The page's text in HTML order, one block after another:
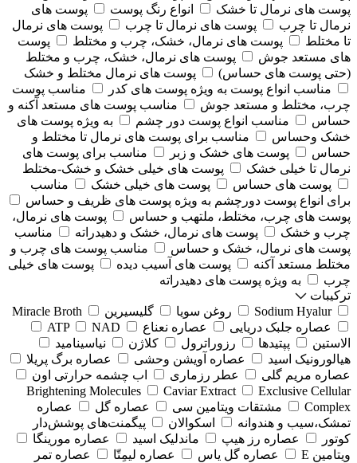
پوست های نرمال تا خشک
انواع رنگ پوست
پوست های
نرمال تا چرب
پوست های نرمال تا چرب
پوست های نرمال
تا مختلط
پوست های نرمال، خشک، چرب و مختلط
پوست
های مستعد جوش
پوست های نرمال، خشک، چرب و مختلط
(حتی پوست های حساس)
پوست های نرمال مختلط و خشک
مناسب انواع پوست به ویژه پوست های کدر
مناسب پوست
چرب، مختلط و مستعد جوش
مناسب پوست های مستعد آکنه و
حساس
مناسب انواع پوست دور چشم
به ویژه پوست های
خشک وحساس
مناسب برای پوست های نرمال تا مختلط و
حساس
پوست های خشک و زبر
مناسب برای پوست های
نرمال تا خیلی خشک
پوست های خیلی خشک و خشک-مختلط
پوست های حساس
پوست های خیلی خشک
مناسب
برای انواع پوست دورچشم به ویژه پوست های ظریف و حساس
پوست های چرب، مختلط، ملتهب و حساس
پوست های نرمال،
چرب و خشک
پوست های نرمال، خشک و دهیدراته
مناسب
پوست های نرمال، خشک و حساس
مناسب پوست های چرب و
مختلط مستعد آکنه
پوست های آسیب دیده
پوست های خیلی
چرب
به ویژه پوست های دهیدراته
ترکیبات
Sodium Hyalur
روغن سویا گلیسیرین
Miracle Broth
عصاره جلبک دریایی
عصاره نعناع ATP
NAD
الاستین
پپتیدها رزوراترول کلاژن
⁠نیاسینامید
هیالورونیک اسید
عصاره آویشن وحشی
عصاره برگ پریلا
عصاره مریم گلی
عطر رزماری
اب چشمه حرارتی اون
Brightening Molecules
Caviar Extract
Exclusive Cellular
Complex
مشتقات ویتامین سی عصاره گل
عصاره
تمشک،سیب و هندوانه
اسکوالان
پیگمنت‌های پوشش‌دار
کوتور
عصاره رز هیپ ماندلیک اسید
عصاره مورینگا
ویتامین E
عصاره گل یاس عصاره لیمِتّا
عصاره تمر